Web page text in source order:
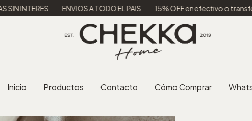
ENVIOS A TODO EL PAIS 15% OFF en efectivo o transferencia 3
Inicio Productos Contacto Cómo Comprar